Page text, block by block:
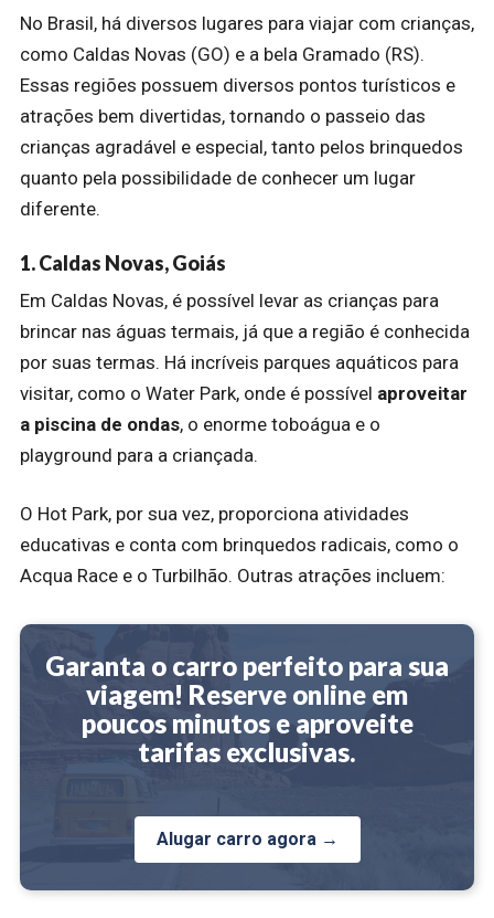
No Brasil, há diversos lugares para viajar com crianças,
como Caldas Novas (GO) e a bela Gramado (RS).
Essas regiões possuem diversos pontos turísticos e
atrações bem divertidas, tornando o passeio das
crianças agradável e especial, tanto pelos brinquedos
quanto pela possibilidade de conhecer um lugar
diferente.
1. Caldas Novas, Goiás
Em Caldas Novas, é possível levar as crianças para
brincar nas águas termais, já que a região é conhecida
por suas termas. Há incríveis parques aquáticos para
visitar, como o Water Park, onde é possível aproveitar
a piscina de ondas, o enorme toboágua e o
playground para a criançada.
O Hot Park, por sua vez, proporciona atividades
educativas e conta com brinquedos radicais, como o
Acqua Race e o Turbilhão. Outras atrações incluem:
Garanta o carro perfeito para sua
viagem! Reserve online em
poucos minutos e aproveite
tarifas exclusivas.
Alugar carro agora →